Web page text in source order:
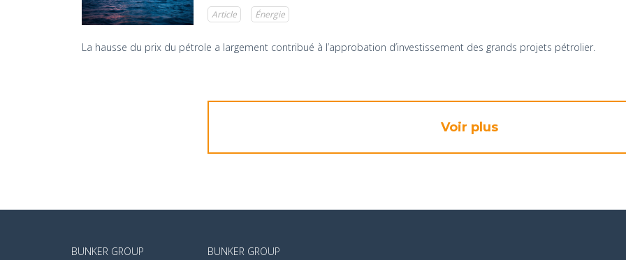
Article Énergie
La hausse du prix du pétrole a largement contribué à l’approbation d’investissement des grands projets pétrolier.
Voir plus
BUNKER GROUP BUNKER GROUP